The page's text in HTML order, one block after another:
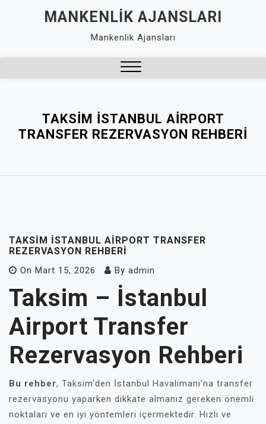
MANKENLIK AJANSLARI
Mankenlik Ajansları
TAKSIM İSTANBUL AIRPORT
TRANSFER REZERVASYON REHBERI
TAKSIM İSTANBUL AIRPORT TRANSFER
REZERVASYON REHBERI
On Mart 15, 2026 By admin
Taksim – İstanbul
Airport Transfer
Rezervasyon Rehberi
Bu rehber, Taksim’den İstanbul Havalimanı’na transfer
rezervasyonu yaparken dikkate almanız gereken önemli
noktaları ve en iyi yöntemleri içermektedir. Hızlı ve